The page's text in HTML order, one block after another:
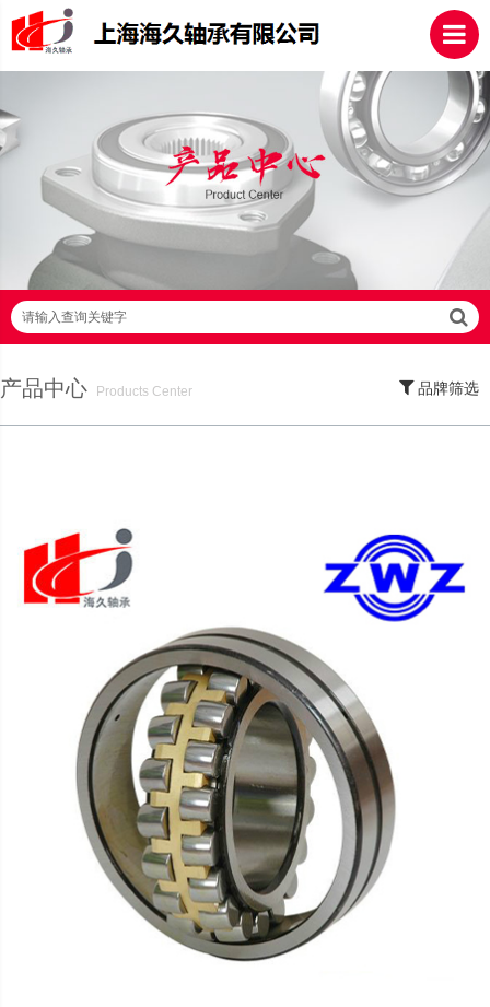
请输入查询关键字
产品中心
Products Center
品牌筛选